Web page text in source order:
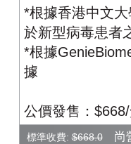
*根據香港中文
於新型病毒患者
*根據
據
公價發售：
標準收費:$668.0 尚